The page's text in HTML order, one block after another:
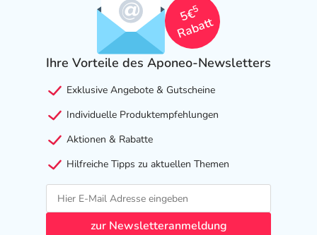
5€
5
Rabatt
Ihre Vorteile des Aponeo-Newsletters
Exklusive Angebote & Gutscheine
Individuelle Produktempfehlungen
Aktionen & Rabatte
Hilfreiche Tipps zu aktuellen Themen
zur Newsletteranmeldung